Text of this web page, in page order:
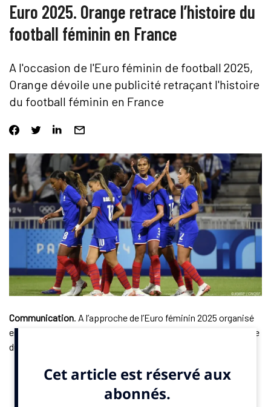
Euro 2025. Orange retrace l’histoire du
football féminin en France
A l'occasion de l'Euro féminin de football 2025,
Orange dévoile une publicité retraçant l'histoire
du football féminin en France
Communication. A l’approche de l’Euro féminin 2025 organisé
en Suisse, Orange a dévoilé un film puissant retraçant l’histoire
du football féminin en France. La société de
Française de Football (FFF) rappelle son soutient aux Bleues
dans leur combat pour le titre européen et tous ceux qu’il